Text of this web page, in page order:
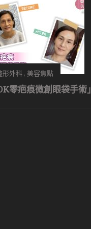
形外科 , 美容焦點
零疤痕微創眼袋手術」